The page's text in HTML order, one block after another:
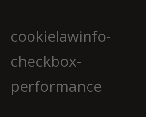
cookielawinfo-
checkbox-
performance